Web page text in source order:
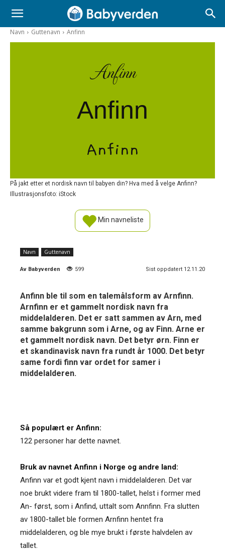
Navn Guttenavn Anfinn
Anfinn
Anfinn
Anfinn
På jakt etter et nordisk navn til babyen din? Hva med å velge Anfinn?
Illustrasjonsfoto: iStock
Min navneliste
Navn Guttenavn
Av Babyverden 599 Sist oppdatert 12.11.20
Anfinn ble til som en talemålsform av Arnfinn.
Arnfinn er et gammelt nordisk navn fra
middelalderen. Det er satt sammen av Arn, med
samme bakgrunn som i Arne, og av Finn. Arne er
et gammelt nordisk navn. Det betyr ørn. Finn er
et skandinavisk navn fra rundt år 1000. Det betyr
same fordi finn var ordet for samer i
middelalderen.
Så populært er Anfinn:
122 personer har dette navnet.
Bruk av navnet Anfinn i Norge og andre land:
Anfinn var et godt kjent navn i middelalderen. Det var
noe brukt videre fram til 1800-tallet, helst i former med
An- først, som i Anfind, uttalt som Annfinn. Fra slutten
av 1800-tallet ble formen Arnfinn hentet fra
middelalderen, og ble mye brukt i første halvdelen av
tallet.